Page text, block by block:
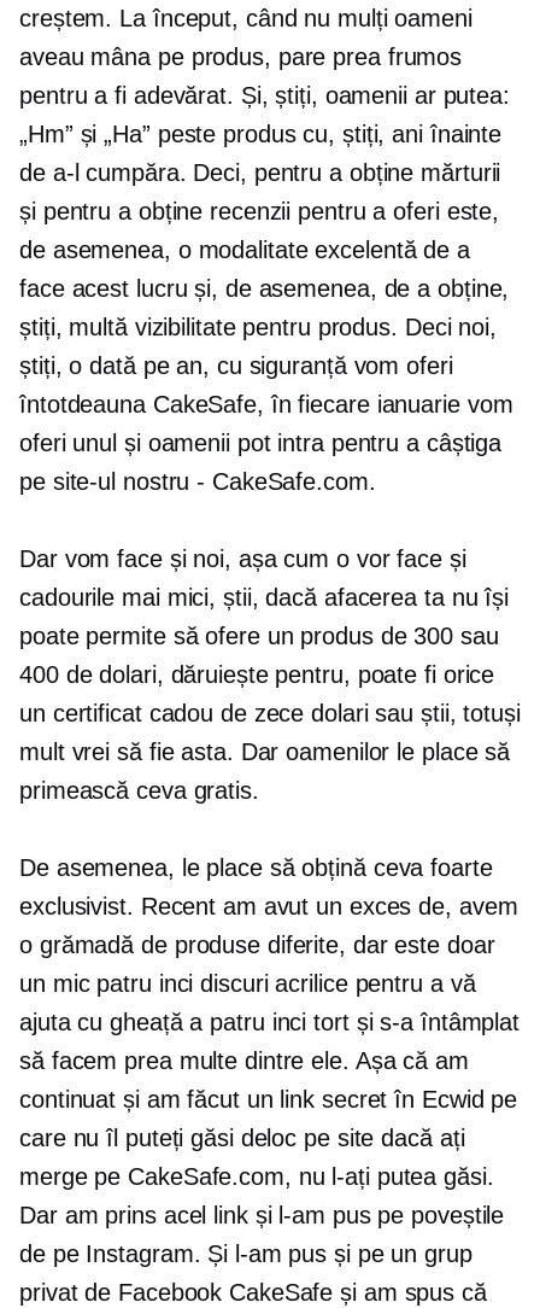
creștem. La început, când nu mulți oameni
aveau mâna pe produs, pare prea frumos
pentru a fi adevărat. Și, știți, oamenii ar putea:
„Hm” și „Ha” peste produs cu, știți, ani înainte
de a-l cumpăra. Deci, pentru a obține mărturii
și pentru a obține recenzii pentru a oferi este,
de asemenea, o modalitate excelentă de a
face acest lucru și, de asemenea, de a obține,
știți, multă vizibilitate pentru produs. Deci noi,
știți, o dată pe an, cu siguranță vom oferi
întotdeauna CakeSafe, în fiecare ianuarie vom
oferi unul și oamenii pot intra pentru a câștiga
pe site-ul nostru - CakeSafe.com.
Dar vom face și noi, așa cum o vor face și
cadourile mai mici, știi, dacă afacerea ta nu își
poate permite să ofere un produs de 300 sau
400 de dolari, dăruiește pentru, poate fi orice
un certificat cadou de zece dolari sau știi, totuși
mult vrei să fie asta. Dar oamenilor le place să
primească ceva gratis.
De asemenea, le place să obțină ceva foarte
exclusivist. Recent am avut un exces de, avem
o grămadă de produse diferite, dar este doar
un mic patru inci discuri acrilice pentru a vă
ajuta cu gheață a patru inci tort și s-a întâmplat
să facem prea multe dintre ele. Așa că am
continuat și am făcut un link secret în Ecwid pe
care nu îl puteți găsi deloc pe site dacă ați
merge pe CakeSafe.com, nu l-ați putea găsi.
Dar am prins acel link și l-am pus pe poveștile
de pe Instagram. Și l-am pus și pe un grup
privat de Facebook CakeSafe și am spus că